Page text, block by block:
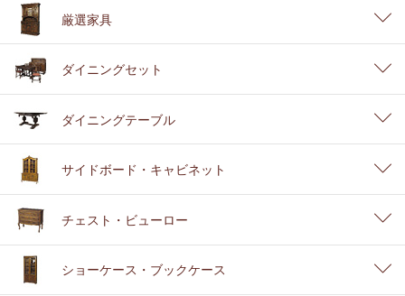
厳選家具
ダイニングセット
ダイニングテーブル
サイドボード・キャビネット
チェスト・ビューロー
ショーケース・ブックケース